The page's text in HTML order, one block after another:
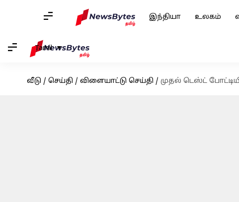
இந்தியா உலகம்
Tamil
வீடு / செய்தி / விளையாட்டு செய்தி / முதல் டெஸ்ட்